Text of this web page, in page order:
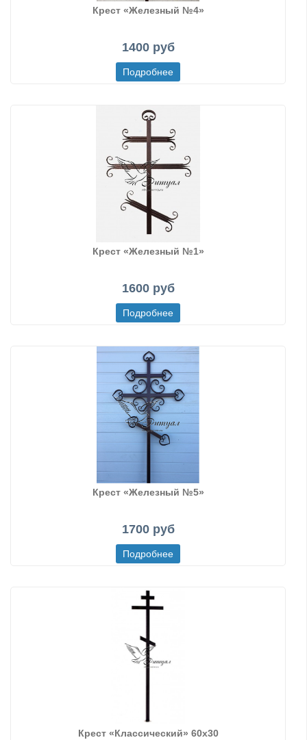
Крест «Железный №4»
1400 руб
Крест «Железный №1»
1600 руб
Крест «Железный №5»
1700 руб
Крест «Классический» 60х30